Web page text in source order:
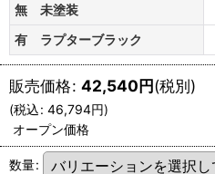
無 未塗装
有 ラプターブラック
販売価格: 42,540円(税別)
(税込: 46,794円)
オープン価格
数量: